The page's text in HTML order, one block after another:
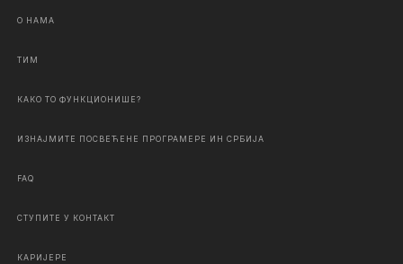
О НАМА
ТИМ
КАКО ТО ФУНКЦИОНИШЕ?
ИЗНАЈМИТЕ ПОСВЕЋЕНЕ ПРОГРАМЕРЕ ИН СРБИЈА
FAQ
СТУПИТЕ У КОНТАКТ
КАРИЈЕРЕ